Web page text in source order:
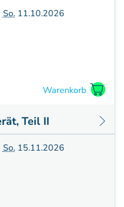
Medizin
Education
So.11.10.2026
Teil II
So.15.11.2026